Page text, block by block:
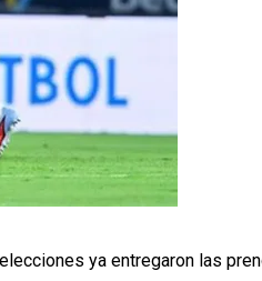
ya entregaron las